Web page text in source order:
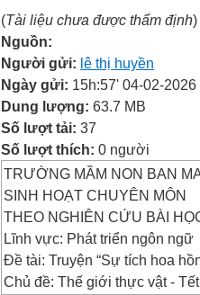
(Tài liệu chưa được thẩm định)
Nguồn:
Người gửi: lê thị huyền
Ngày gửi: 15h:57' 04-02-2026
Dung lượng: 63.7 MB
Số lượt tải: 37
Số lượt thích: 0 người
TRƯỜNG MẦM NON BAN
SINH HOẠT CHUYÊN MÔN
THEO NGHIÊN CỨU BÀI
Lĩnh vực: Phát triển ngôn ngữ
Đề tài: Truyện “Sự tích hoa
Chủ đề: Thế giới thực vật -